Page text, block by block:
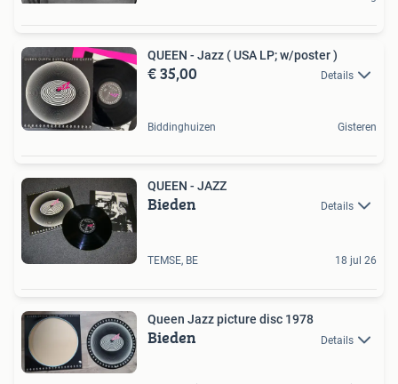
QUEEN - Jazz ( USA LP; w/poster )
€ 35,00 Details
Biddinghuizen Gisteren
QUEEN - JAZZ
Bieden Details
TEMSE, BE 18 jul 26
Queen Jazz picture disc 1978
Bieden Details